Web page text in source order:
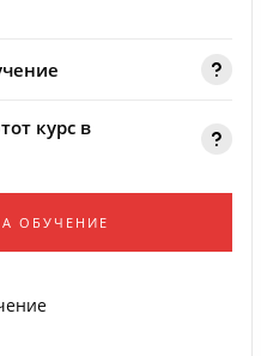
курс в
ОБУЧЕНИЕ